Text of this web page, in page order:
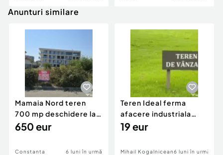
Anunturi similare
Mamaia Nord teren
700 mp deschidere la
D24 si D25
650 eur
Constanta 6 luni în urmă
Teren Ideal ferma
afacere industriala
deschidere 71 ml la
19 eur
Mihail Kogalniceanu6 luni în urmă